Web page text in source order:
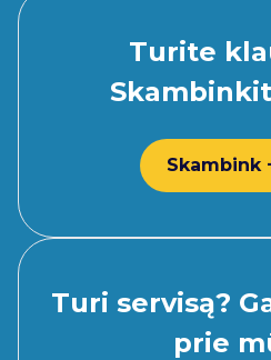
Turite
Skambink
Turi servisą?
prie